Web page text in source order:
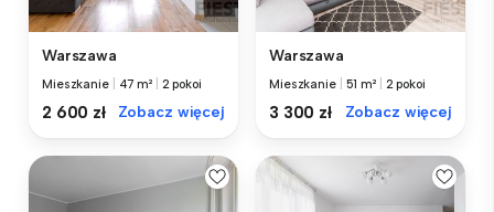
Warszawa
Mieszkanie 47 m² 2 pokoi
2 600 zł Zobacz więcej
Warszawa
Mieszkanie 51 m² 2 pokoi
3 300 zł Zobacz więcej